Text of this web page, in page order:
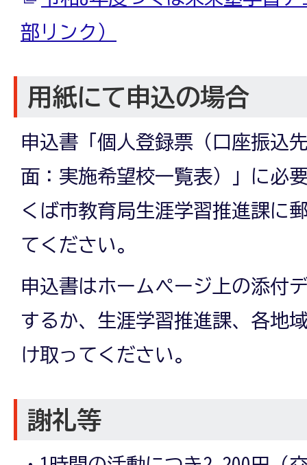
部リンク）
用紙にて申込の場合
申込書「個人登録票（口座振込
面：実施希望校一覧表）」に必
くば市教育局生涯学習推進課に
てください。
申込書はホームページ上の添付
するか、生涯学習推進課、各地
け取ってください。
謝礼等